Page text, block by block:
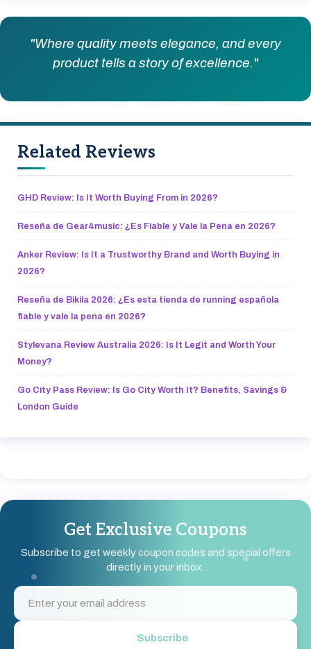
"Where quality meets elegance, and every
product tells a story of excellence."
Related Reviews
GHD Review: Is It Worth Buying From in 2026?
Reseña de Gear4music: ¿Es Fiable y Vale la Pena en 2026?
Anker Review: Is It a Trustworthy Brand and Worth Buying in
2026?
Reseña de Bikila 2026: ¿Es esta tienda de running española
fiable y vale la pena en 2026?
Stylevana Review Australia 2026: Is It Legit and Worth Your
Money?
Go City Pass Review: Is Go City Worth It? Benefits, Savings &
London Guide
Get Exclusive Coupons
Subscribe to get weekly coupon codes and special offers
directly in your inbox.
Subscribe